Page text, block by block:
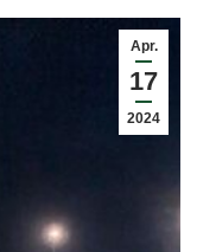
Apr.
17
2024